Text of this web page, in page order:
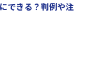
できる？判例や注